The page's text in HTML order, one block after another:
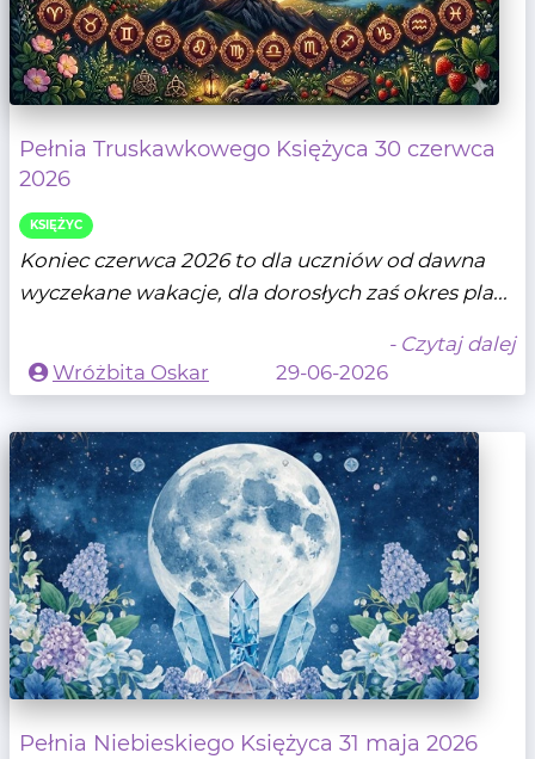
Pełnia Truskawkowego Księżyca 30 czerwca
2026
KSIĘŻYC
Koniec czerwca 2026 to dla uczniów od dawna
wyczekane wakacje, dla dorosłych zaś okres pla...
- Czytaj dalej
Wróżbita Oskar
29-06-2026
Pełnia Niebieskiego Księżyca 31 maja 2026